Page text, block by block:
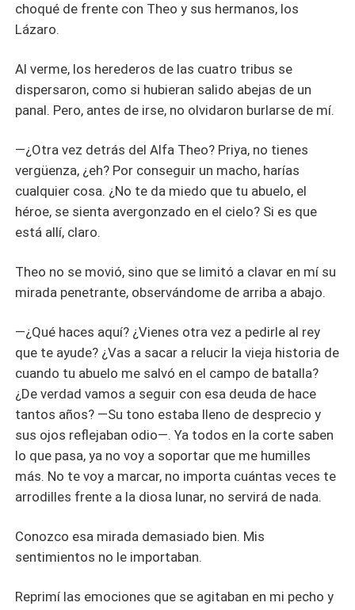
poco a poco, en una burla, hasta que, al final, ya no
quedaba nada de la reina que alguna vez fui. Me
profunda. Solo los inhibidores mantenían estable mi
forma de loba. Hasta aquel día en que cambiaron mis
medicamentos por un veneno mortal, en un movimiento
orquestado por él. Morí en el palacio, llevando en mi
no sería igual de necia. Cuando el rey Aurelio me pidió
que eligiera a mi futuro cónyuge, otra vez, tomé la
decisión de inmediato: elegí a Gabriel, el licántropo que
siempre había sido ignorado por los demás. Pensé que,
por fin, podría superar mi pasado.
choqué de frente con Theo y sus hermanos, los
Lázaro.
Al verme, los herederos de las cuatro tribus se
dispersaron, como si hubieran salido abejas de un
panal. Pero, antes de irse, no olvidaron burlarse de mí.
—¿Otra vez detrás del Alfa Theo? Priya, no tienes
vergüenza, ¿eh? Por conseguir un macho, harías
cualquier cosa. ¿No te da miedo que tu abuelo, el
héroe, se sienta avergonzado en el cielo? Si es que
está allí, claro.
Theo no se movió, sino que se limitó a clavar en mí su
mirada penetrante, observándome de arriba a abajo.
—¿Qué haces aquí? ¿Vienes otra vez a pedirle al rey
que te ayude? ¿Vas a sacar a relucir la vieja historia de
cuando tu abuelo me salvó en el campo de batalla?
¿De verdad vamos a seguir con esa deuda de hace
tantos años? —Su tono estaba lleno de desprecio y
sus ojos reflejaban odio—. Ya todos en la corte saben
lo que pasa, ya no voy a soportar que me humilles
más. No te voy a marcar, no importa cuántas veces te
arrodilles frente a la diosa lunar, no servirá de nada.
Conozco esa mirada demasiado bien. Mis
sentimientos no le importaban.
Reprimí las emociones que se agitaban en mi pecho y